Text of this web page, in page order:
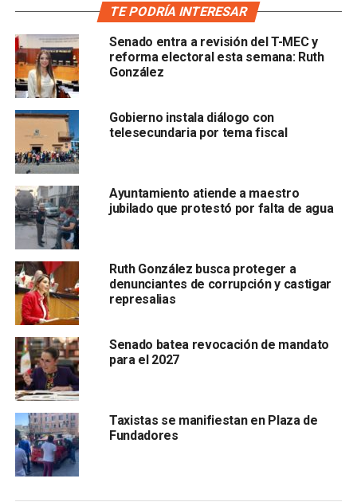
​La sesión inició con un notable retraso encabezada por la
presidenta del Senado, Laura Itzel Castillo.En su
discurso, enfatizó el carácter inédito del proceso y la
cercanía que la reforma judicial busca establecer entre el
Poder Judicial y los ciudadanos. Su llamado a la lealtad
constitucional y la responsabilidad de los nuevos
juzgadores contrastó drásticamente con la postura del
senador panista
proceso por “ilegitimidad de origen”, “no vengo a
insultar”,dijo y citó la baja participación ciudadana,habló
de los famosos acordeones y acusó al oficialismo de
pisotear la Constitución
para beneficiar a sus candidatos. En un acto de protesta,
Anaya y su bancada se retiraron del salón de plenos,
dejando en claro una fractura más en el Senado.
​Afuera, manifestantes de diversas organizaciones como
TE PODRÍA INTERESAR
Senado entra a revisión del T-MEC y
reforma electoral esta semana: Ruth
González
Gobierno instala diálogo con
telesecundaria por tema fiscal
Ayuntamiento atiende a maestro
jubilado que protestó por falta de agua
Ruth González busca proteger a
denunciantes de corrupción y castigar
represalias
Senado batea revocación de mandato
para el 2027
Taxistas se manifiestan en Plaza de
Fundadores